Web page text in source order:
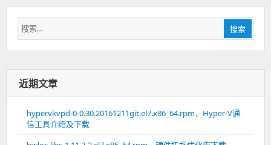
搜
索：
搜索
近期文章
hypervkvpd-0-0.30.20161211git.el7.x86_64.rpm，Hyper-V通
信工具介绍及下载